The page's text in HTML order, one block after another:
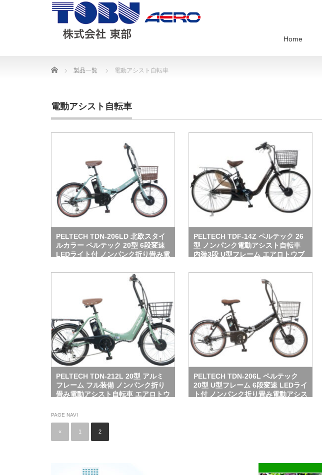
Home
Home 製品一覧 電動アシスト自転車
電動アシスト自転車
PELTECH TDN-206LD 北欧スタイ
ルカラー ペルテック 20型 6段変速
LEDライト付 ノンパンク折り畳み電
対応仕様
PELTECH TDF-14Z ペルテック 26
型 ノンパンク電動アシスト自転車
内装3段 U型フレーム エアロトウブ
PELTECH TDN-212L 20型 アルミ
フレーム フル装備 ノンパンク折り
畳み電動アシスト自転車 エアロトウ
PELTECH TDN-206L ペルテック
20型 U型フレーム 6段変速 LEDライ
ト付 ノンパンク折り畳み電動アシス
PAGE NAVI
« 1 2